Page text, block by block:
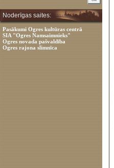
Noderīgas saites:
Pasākumi Ogres kultūras centrā
SIA "Ogres Namsaimnieks"
Ogres novada pašvaldība
Ogres rajona slimnīca